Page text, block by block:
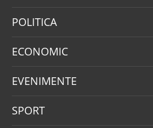
POLITICA
ECONOMIC
EVENIMENTE
SPORT